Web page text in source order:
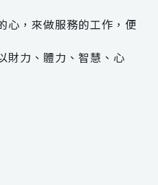
心，來做服務的工作，便
財力、體力、智慧、心